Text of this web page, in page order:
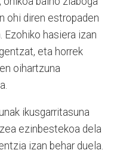
ohi diren estropaden
Ezohiko hasiera izan
eta horrek
oihartzuna
ikusgarritasuna
ezinbestekoa dela
izan behar duela.